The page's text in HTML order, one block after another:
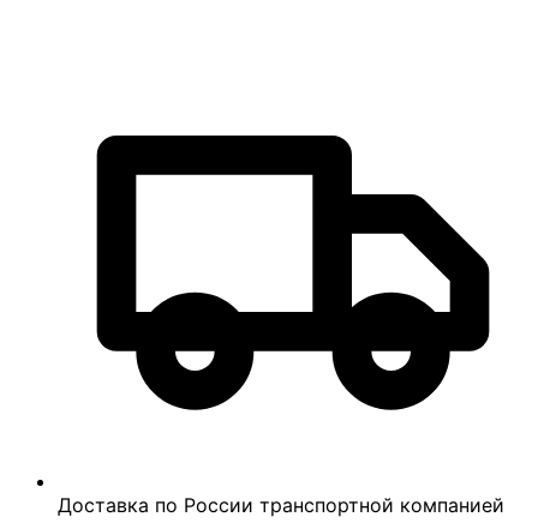
Доставка по России транспортной компанией